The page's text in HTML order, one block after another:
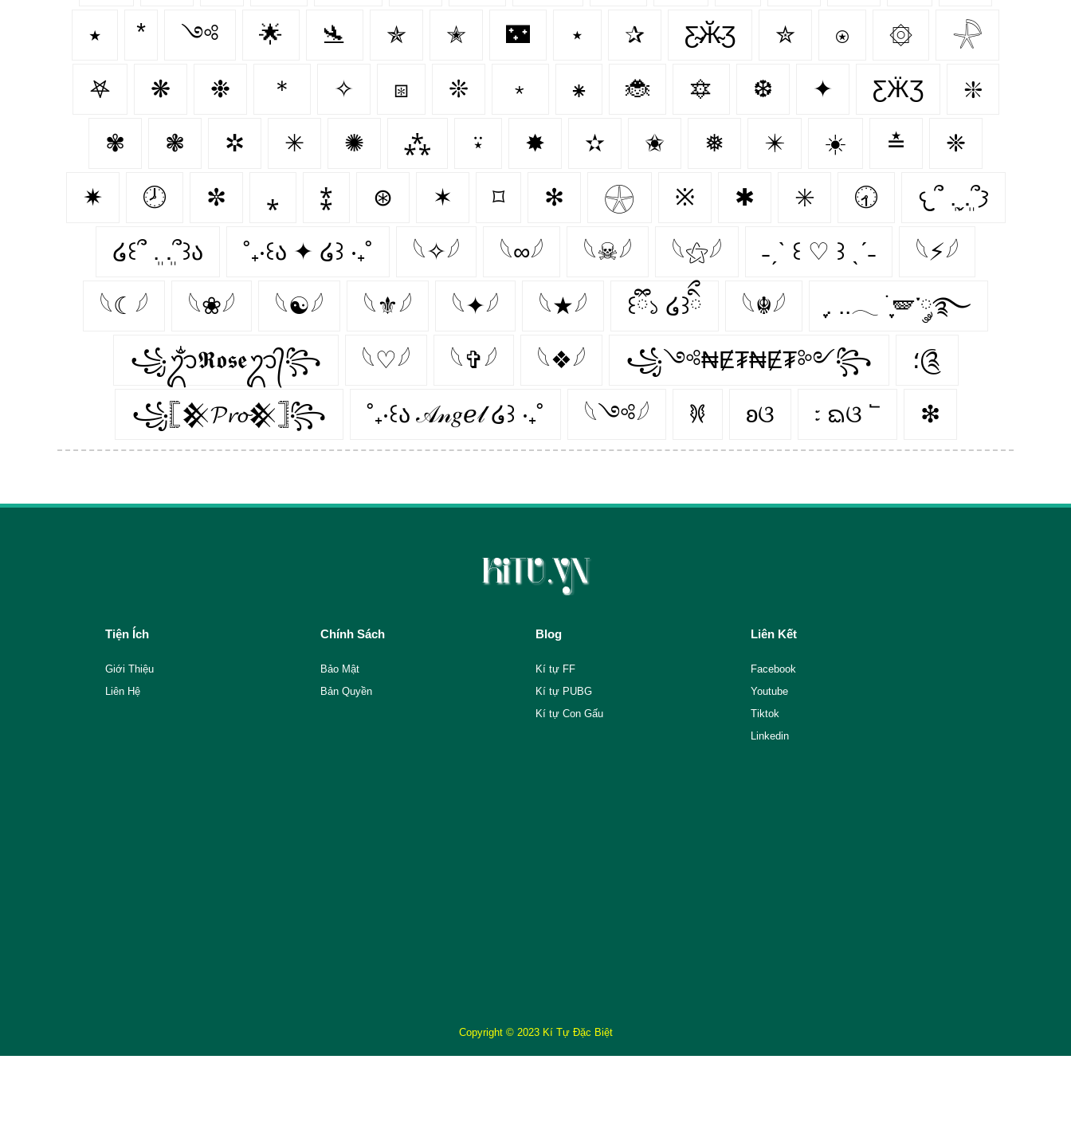
٭ ༺ 🌟 🛬 ✯ ✭ 🌃 ⋆ ✰ Ƹ̴Ӂ̴Ʒ ✮ ⍟ ۞ 𓇻
𖤐 ❋ ❉ ＊ ✧ ⧆ ❊ ﹡ ⁕ 🐞 🔯 ❆ ✦ ƸӜƷ ❇️
✾ ❃ ✲ ✳ ✺ ⁂ ⍣ ✸ ✫ ✬ ❅ ✴️ ☀️ ≛ ❈
✷ 🕗 ✼ ⁎ ⁑ ⊛ ✶ ⌑ ✻ 𓇽 ※ ✱ ✳️ 🕣 𐔌՞ ܸ.ˬ.ܸ՞𐦯
໒꒰՞ ܸ. .ܸ՞꒱ა ˚₊‧꒰ა ✦ ໒꒱ ‧₊˚ 𓆩✧𓆪 𓆩∞𓆪 𓆩☠𓆪 𓆩⚝𓆪 ˗ˏˋ ꒰ ♡ ꒱ ˎˊ˗ 𓆩⚡𓆪
𓆩☾𓆪 𓆩❀𓆪 𓆩☯𓆪 𓆩⚜𓆪 𓆩✦𓆪 𓆩★𓆪 ꒰ྀི১ ໒꒱ིྀ 𓆩☬𓆪 ִֶָ. ..𓂃 ࣪ ִֶָ🪽་༘࿐
꧁ᬊᬁ𝕽𝖔𝖘𝖊ᬊ᭄꧂ 𓆩♡𓆪 𓆩✞𓆪 𓆩❖𓆪 ꧁༺₦Ɇ₮₦Ɇ₮༻꧂ ؛༊
꧁𓊈𒆜𝓟𝓻𝓸𒆜𓊉꧂ ˚₊‧꒰ა 𝒜𝓃𝑔ℯ𝓁 ໒꒱ ‧₊˚ 𓆩༺𓆪 𐦍 ʚଓ ᭝ ᨳଓ ՟ ❇
Tiện Ích
Giới Thiệu
Liên Hệ
Chính Sách
Bảo Mật
Bản Quyền
Blog
Kí tự FF
Kí tự PUBG
Kí tự Con Gấu
Liên Kết
Facebook
Youtube
Tiktok
Linkedin
Copyright © 2023 Kí Tự Đặc Biệt